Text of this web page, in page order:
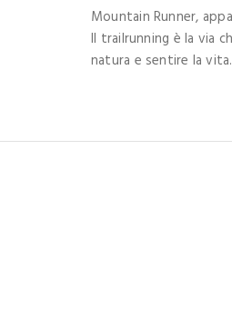
Mountain Runner,
Il trailrunning è la via
natura e sentire la vita.